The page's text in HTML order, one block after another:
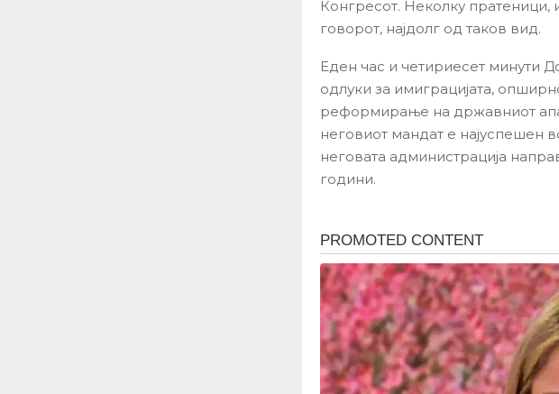
Конгресот. Неколку пратеници,
говорот, најдолг од таков вид.
Еден час и четириесет минути
одлуки за имиграцијата,
реформирање на државниот
неговиот мандат е најуспешен
неговата администрација
години.